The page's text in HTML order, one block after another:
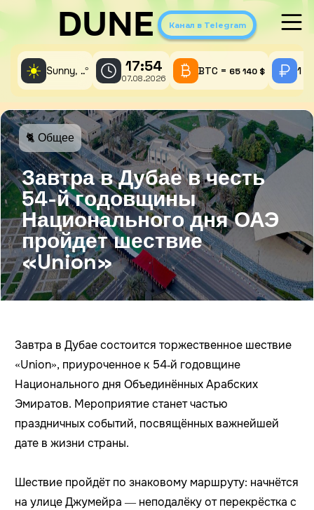
DUNE Канал в Telegram
☀️ Sunny, ..° 17:54
07.08.2026
BTC = 65 140 $ 1
Завтра в Дубае в честь
54-й годовщины
Национального дня ОАЭ
пройдет шествие
«Union»
🐈 Общее
Завтра в Дубае состоится торжественное шествие
«Union», приуроченное к 54‑й годовщине
Национального дня Объединённых Арабских
Эмиратов. Мероприятие станет частью
праздничных событий, посвящённых важнейшей
дате в жизни страны.
Шествие пройдёт по знаковому маршруту: начнётся
на улице Джумейра — неподалёку от перекрёстка с